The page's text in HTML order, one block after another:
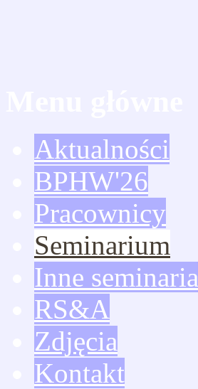
Aktualności
BPHW'26
Pracownicy
Seminarium
Inne seminaria
RS&A
Zdjęcia
Kontakt